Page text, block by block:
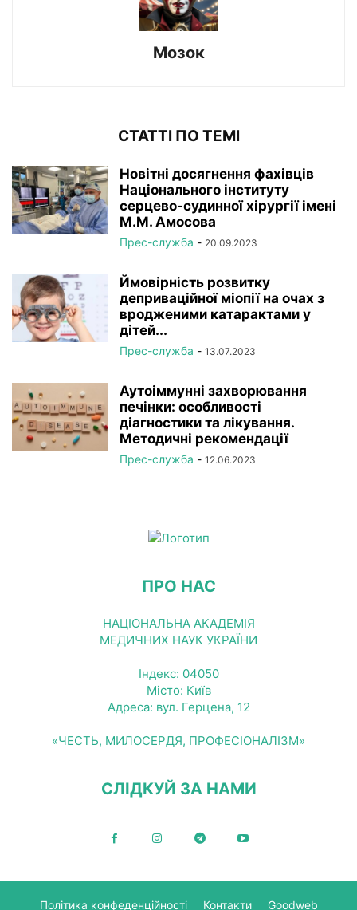
Мозок
СТАТТІ ПО ТЕМІ
Новітні досягнення фахівців
Національного інституту
серцево-судинної хірургії імeні
М.М. Амосова
Прес-служба - 20.09.2023
Ймовірність розвитку
деприваційної міопії на очах з
вродженими катарактами у
дітей...
Прес-служба - 13.07.2023
Аутоіммунні захворювання
печінки: особливості
діагностики та лікування.
Методичні рекомендації
Прес-служба - 12.06.2023
ПРО НАС
НАЦІОНАЛЬНА АКАДЕМІЯ
МЕДИЧНИХ НАУК УКРАЇНИ
Індекс: 04050
Місто: Київ
Адреса: вул. Герцена, 12
«ЧЕСТЬ, МИЛОСЕРДЯ, ПРОФЕСІОНАЛІЗМ»
СЛІДКУЙ ЗА НАМИ
Політика конфеденційності Контакти Goodweb